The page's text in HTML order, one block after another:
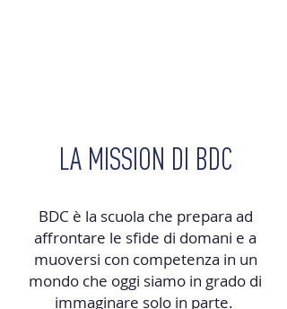
LA MISSION DI BDC
BDC è la scuola che prepara ad
aﬀrontare le sﬁde di domani e a
muoversi con competenza in un
mondo che oggi siamo in grado di
immaginare solo in parte.